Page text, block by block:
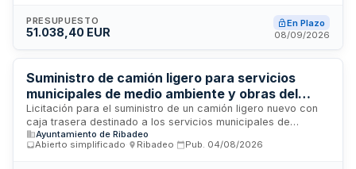
del vehículo, con posibilidad de prórroga de hasta doce
meses adicionales. El plazo máximo de entrega del vehículo
PRESUPUESTO
51.038,40 EUR
En Plazo
08/09/2026
Suministro de camión ligero para servicios
municipales de medio ambiente y obras del
Ayuntamiento de Ribadeo
Licitación para el suministro de un camión ligero nuevo con
caja trasera destinado a los servicios municipales de
protección ambiental y obras del Concello de Ribadeo. El
contrato incluye la provisión del vehículo según
Ayuntamiento de Ribadeo
Abierto simplificado
Ribadeo Pub. 04/08/2026